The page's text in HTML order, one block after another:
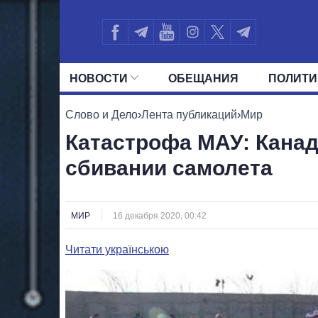
НОВОСТИ ОБЕЩАНИЯ
ВСЕ ПОЛИТИКИ ПРЕЗИДЕНТ И
Слово и Дело›Лента публикаций›Мир
Катастрофа МАУ:
сбивании самолета
МИР 16 декабря 2020, 00:42
Читати українською